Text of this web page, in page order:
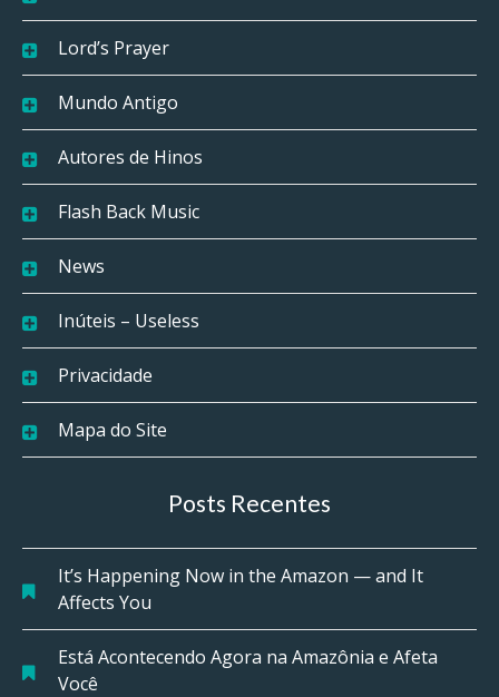
Lord’s Prayer
Mundo Antigo
Autores de Hinos
Flash Back Music
News
Inúteis – Useless
Privacidade
Mapa do Site
Posts Recentes
It’s Happening Now in the Amazon — and It
Affects You
Está Acontecendo Agora na Amazônia e Afeta
Você